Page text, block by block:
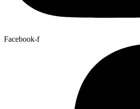
Facebook-f